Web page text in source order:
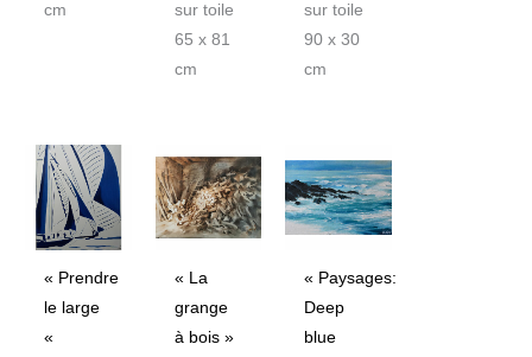
cm
sur toile
65 x 81
cm
sur toile
90 x 30
cm
« Prendre
le large
«
« La
grange
à bois »
« Paysages:
Deep
blue